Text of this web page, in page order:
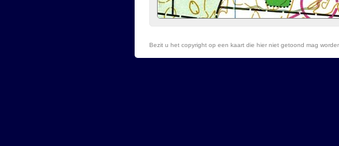
Bezit u het copyright op een kaart die hier niet getoond mag